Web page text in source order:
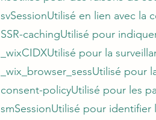
svSessionUtilisé en lien avec la
SSR-cachingUtilisé pour
_wixCIDXUtilisé pour la
_wix_browser_sessUtilisé pour
consent-policyUtilisé pour les
smSessionUtilisé pour identifier